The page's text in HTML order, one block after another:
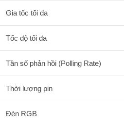
Gia tốc tối đa
Tốc độ tối đa
Tần số phản hồi (Polling Rate)
Thời lượng pin
Đèn RGB